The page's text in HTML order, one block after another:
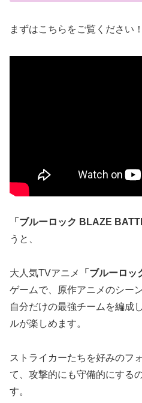
まずはこちらをご覧ください！
「 ブルーロック BLAZE
うと、
大人気TVアニメ 「ブルーロッ
ゲームで、原作アニメのシー
自分だけの最強チームを編成
ルが楽しめます。
ストライカーたちを好みのフ
て、攻撃的にも守備的にする
す。